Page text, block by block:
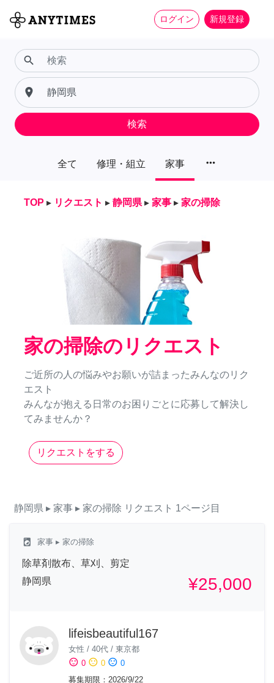
ログイン 新規登録
全て 修理・組立 家事 more_horiz
search
place
検索
TOP ▸ リクエスト ▸ 静岡県 ▸ 家事 ▸ 家の掃除
家の掃除のリクエスト
ご近所の人の悩みやお願いが詰まったみんなのリク
エスト
みんなが抱える日常のお困りごとに応募して解決し
てみませんか？
リクエストをする
静岡県 ▸ 家事 ▸ 家の掃除 リクエスト 1ページ目
local_laundry_service 家事 ▸ 家の掃除
除草剤散布、草刈、剪定
静岡県
¥25,000
lifeisbeautiful167
女性 / 40代 / 東京都
sentiment_satisfied 0 sentiment_neutral 0 sentiment_dissatisfied 0
募集期限 ： 2026/9/22